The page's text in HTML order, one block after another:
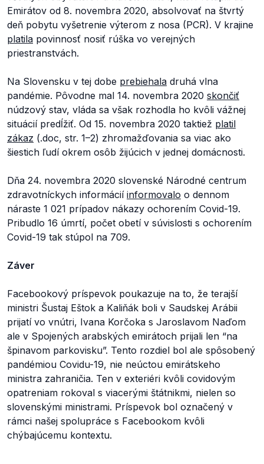
Emirátov od 8. novembra 2020, absolvovať na štvrtý
deň pobytu vyšetrenie výterom z nosa (PCR). V krajine
platila povinnosť nosiť rúška vo verejných
priestranstvách.
Na Slovensku v tej dobe prebiehala druhá vlna
pandémie. Pôvodne mal 14. novembra 2020 skončiť
núdzový stav, vláda sa však rozhodla ho kvôli vážnej
situácií predĺžiť. Od 15. novembra 2020 taktiež platil
zákaz (.doc, str. 1–2) zhromažďovania sa viac ako
šiestich ľudí okrem osôb žijúcich v jednej domácnosti.
Dňa 24. novembra 2020 slovenské Národné centrum
zdravotníckych informácií informovalo o dennom
náraste 1 021 prípadov nákazy ochorením Covid-19.
Pribudlo 16 úmrtí, počet obetí v súvislosti s ochorením
Covid-19 tak stúpol na 709.
Záver
Facebookový príspevok poukazuje na to, že terajší
ministri Šustaj Eštok a Kaliňák boli v Saudskej Arábii
prijatí vo vnútri, Ivana Korčoka s Jaroslavom Naďom
ale v Spojených arabských emirátoch prijali len “na
špinavom parkovisku”. Tento rozdiel bol ale spôsobený
pandémiou Covidu-19, nie neúctou emirátskeho
ministra zahraničia. Ten v exteriéri kvôli covidovým
opatreniam rokoval s viacerými štátnikmi, nielen so
slovenskými ministrami. Príspevok bol označený v
rámci našej spolupráce s Facebookom kvôli
chýbajúcemu kontextu.